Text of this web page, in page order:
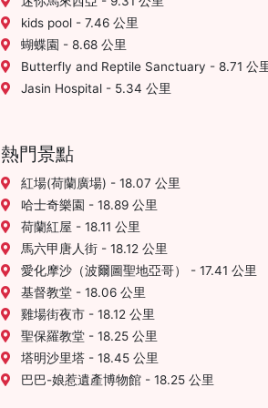
kids pool - 7.46 公里
蝴蝶園 - 8.68 公里
Butterfly and Reptile Sanctuary - 8.71 公
Jasin Hospital - 5.34 公里
熱門景點
紅場(荷蘭廣場) - 18.07 公里
哈士奇樂園 - 18.89 公里
荷蘭紅屋 - 18.11 公里
馬六甲唐人街 - 18.12 公里
愛化摩沙（波爾圖聖地亞哥） - 17.41 公里
基督教堂 - 18.06 公里
雞場街夜市 - 18.12 公里
聖保羅教堂 - 18.25 公里
塔明沙里塔 - 18.45 公里
巴巴-娘惹遺產博物館 - 18.25 公里